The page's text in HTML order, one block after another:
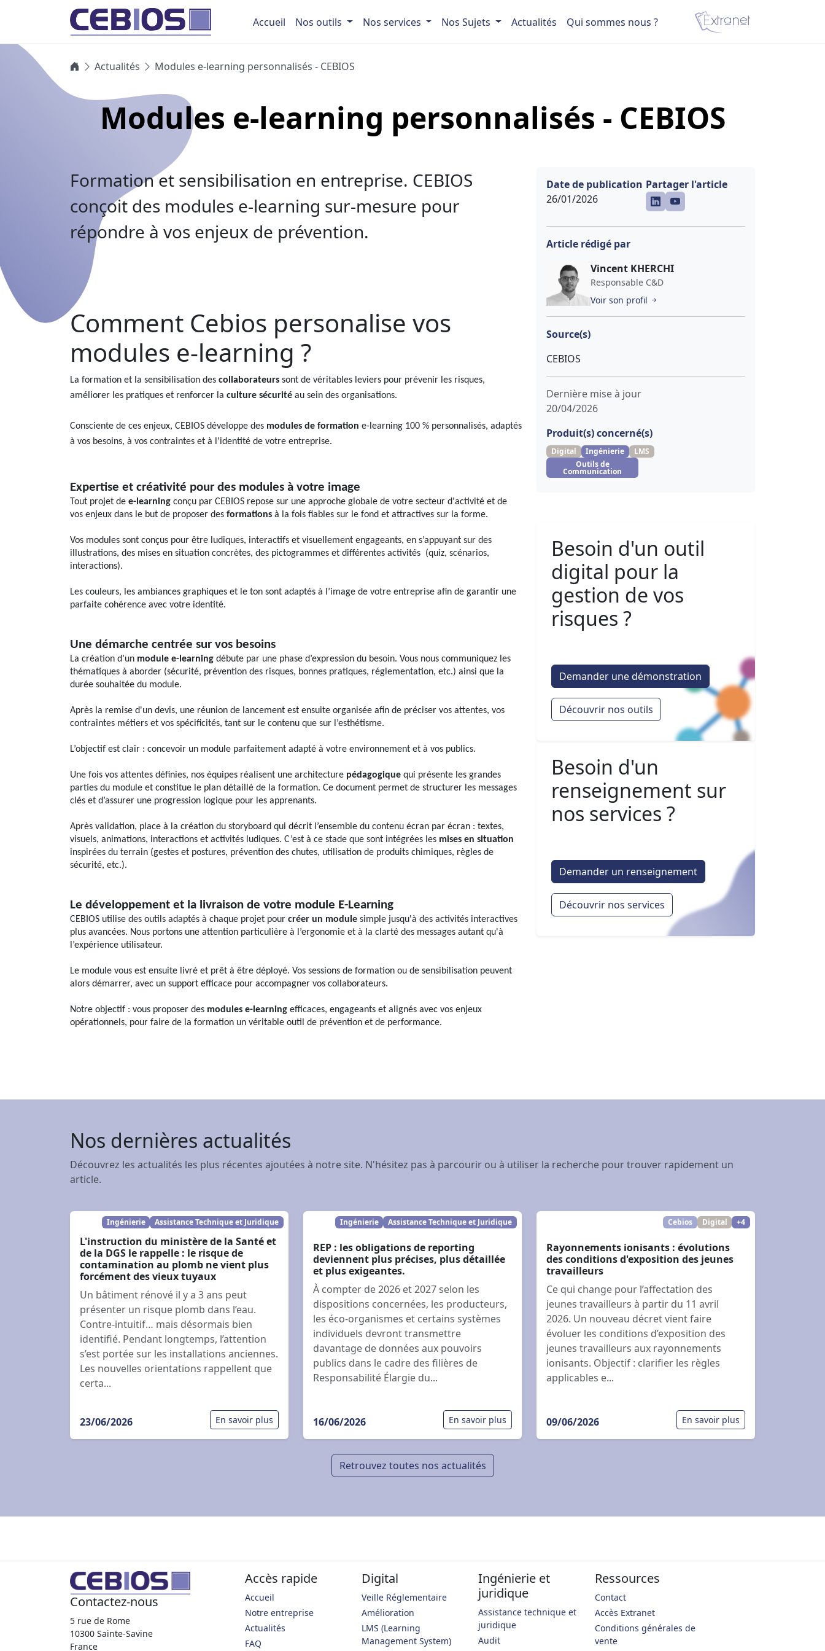
Accueil Nos outils Nos services Nos Sujets Actualités Qui sommes nous ?
Actualités Modules e-learning personnalisés - CEBIOS
Modules e-learning personnalisés - CEBIOS
Date de publication
26/01/2026
Partager l'article
Article rédigé par
Vincent KHERCHI
Responsable C&D
Voir son profil
Source(s)
CEBIOS
Dernière mise à jour
20/04/2026
Produit(s) concerné(s)
Digital Ingénierie
LMS
Outils de
Communication
Besoin d'un outil
digital pour la
gestion de vos
risques ?
Demander une démonstration
Découvrir nos outils
Besoin d'un
renseignement sur
nos services ?
Demander un renseignement
Découvrir nos services
Formation et sensibilisation en entreprise. CEBIOS
conçoit des modules e-learning sur-mesure pour
répondre à vos enjeux de prévention.
Comment Cebios personalise vos
modules e-learning ?
La formation et la sensibilisation des collaborateurs sont de véritables leviers pour prévenir les risques,
améliorer les pratiques et renforcer la culture sécurité au sein des organisations.
Consciente de ces enjeux, CEBIOS développe des modules de formation e-learning 100 % personnalisés, adaptés
à vos besoins, à vos contraintes et à l'identité de votre entreprise.
Expertise et créativité pour des modules à votre image
Tout projet de e-learning conçu par CEBIOS repose sur une approche globale de votre secteur d'activité et de
vos enjeux dans le but de proposer des formations à la fois fiables sur le fond et attractives sur la forme.
Vos modules sont conçus pour être ludiques, interactifs et visuellement engageants, en s’appuyant sur des
illustrations, des mises en situation concrètes, des pictogrammes et différentes activités (quiz, scénarios,
interactions).
Les couleurs, les ambiances graphiques et le ton sont adaptés à l’image de votre entreprise afin de garantir une
parfaite cohérence avec votre identité.
Une démarche centrée sur vos besoins
La création d’un module e-learning débute par une phase d’expression du besoin. Vous nous communiquez les
thématiques à aborder (sécurité, prévention des risques, bonnes pratiques, réglementation, etc.) ainsi que la
durée souhaitée du module.
Après la remise d'un devis, une réunion de lancement est ensuite organisée afin de préciser vos attentes, vos
contraintes métiers et vos spécificités, tant sur le contenu que sur l’esthétisme.
L’objectif est clair : concevoir un module parfaitement adapté à votre environnement et à vos publics.
Une fois vos attentes définies, nos équipes réalisent une architecture pédagogique qui présente les grandes
parties du module et constitue le plan détaillé de la formation. Ce document permet de structurer les messages
clés et d’assurer une progression logique pour les apprenants.
Après validation, place à la création du storyboard qui décrit l’ensemble du contenu écran par écran : textes,
visuels, animations, interactions et activités ludiques. C’est à ce stade que sont intégrées les mises en situation
inspirées du terrain (gestes et postures, prévention des chutes, utilisation de produits chimiques, règles de
sécurité, etc.).
Le développement et la livraison de votre module E-Learning
CEBIOS utilise des outils adaptés à chaque projet pour créer un module simple jusqu'à des activités interactives
plus avancées. Nous portons une attention particulière à l’ergonomie et à la clarté des messages autant qu'à
l’expérience utilisateur.
Le module vous est ensuite livré et prêt à être déployé. Vos sessions de formation ou de sensibilisation peuvent
alors démarrer, avec un support efficace pour accompagner vos collaborateurs.
Notre objectif : vous proposer des modules e-learning efficaces, engageants et alignés avec vos enjeux
opérationnels, pour faire de la formation un véritable outil de prévention et de performance.
Nos dernières actualités
Découvrez les actualités les plus récentes ajoutées à notre site. N'hésitez pas à parcourir ou à utiliser la recherche pour trouver rapidement un
article.
Ingénierie Assistance Technique et Juridique
L'instruction du ministère de la Santé et
de la DGS le rappelle : le risque de
contamination au plomb ne vient plus
forcément des vieux tuyaux
Un bâtiment rénové il y a 3 ans peut
présenter un risque plomb dans l’eau.
Contre-intuitif… mais désormais bien
identifié. Pendant longtemps, l’attention
s’est portée sur les installations anciennes.
Les nouvelles orientations rappellent que
certa...
23/06/2026 En savoir plus
Ingénierie Assistance Technique et Juridique
REP : les obligations de reporting
deviennent plus précises, plus détaillée
et plus exigeantes.
À compter de 2026 et 2027 selon les
dispositions concernées, les producteurs,
les éco-organismes et certains systèmes
individuels devront transmettre
davantage de données aux pouvoirs
publics dans le cadre des filières de
Responsabilité Élargie du...
16/06/2026 En savoir plus
Cebios Digital +4
Rayonnements ionisants : évolutions
des conditions d'exposition des jeunes
travailleurs
Ce qui change pour l’affectation des
jeunes travailleurs à partir du 11 avril
2026. Un nouveau décret vient faire
évoluer les conditions d’exposition des
jeunes travailleurs aux rayonnements
ionisants. Objectif : clarifier les règles
applicables e...
09/06/2026 En savoir plus
Retrouvez toutes nos actualités
Contactez-nous
5 rue de Rome
10300 Sainte-Savine
France
Accès rapide
Accueil
Notre entreprise
Actualités
FAQ
Digital
Veille Réglementaire
Amélioration
LMS (Learning
Management System)
Ingénierie et
juridique
Assistance technique et
juridique
Audit
Ressources
Contact
Accès Extranet
Conditions générales de
vente